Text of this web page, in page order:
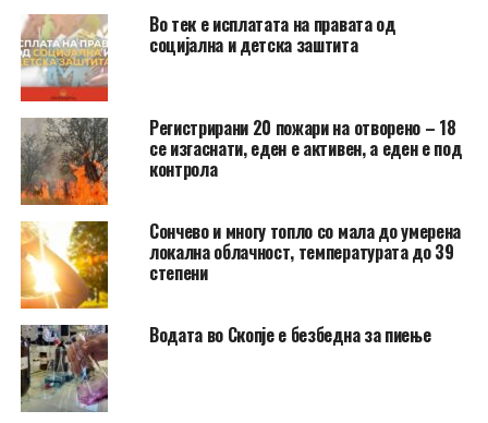
Во тек е исплатата на правата од
социјална и детска заштита
Регистрирани 20 пожари на отворено – 18
се изгаснати, еден е активен, а еден е под
контрола
Сончево и многу топло со мала до умерена
локална облачност, температурата до 39
степени
Водата во Скопје е безбедна за пиење